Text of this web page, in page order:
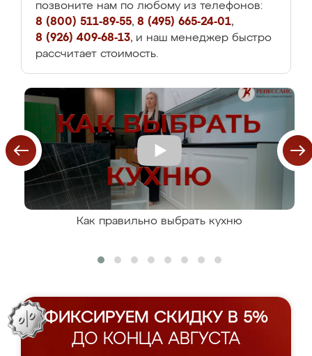
позвоните нам по любому из телефонов:
8 (800) 511-89-55, 8 (495) 665-24-01,
8 (926) 409-68-13, и наш менеджер быстро
рассчитает стоимость.
Как правильно выбрать кухню
ФИКСИРУЕМ СКИДКУ В 5%
ДО КОНЦА АВГУСТА